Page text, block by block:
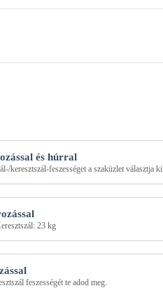
és húrral
keresztszál-feszességet a szaküzlet választja ki.
23 kg
feszességét te adod meg.